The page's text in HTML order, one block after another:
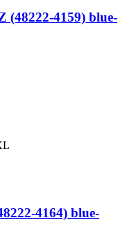
(48222-4159) blue-
4164) blue-